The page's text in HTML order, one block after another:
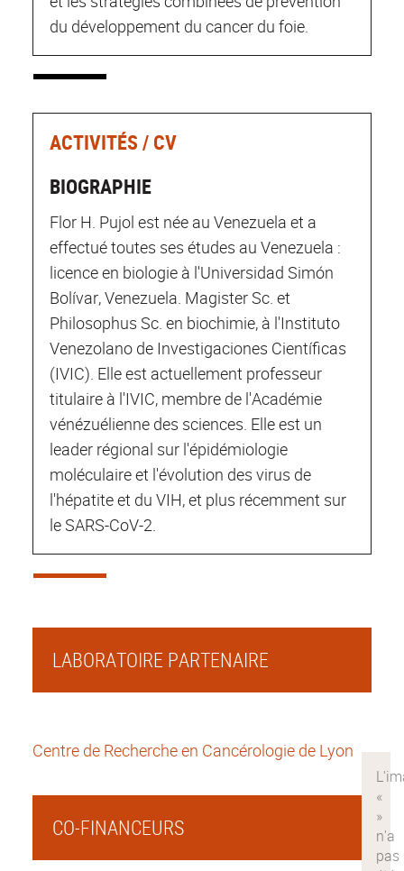
du développement du cancer du foie.
ACTIVITÉS / CV
BIOGRAPHIE
Flor H. Pujol est née au Venezuela et a
effectué toutes ses études au Venezuela :
licence en biologie à l'Universidad Simón
Bolívar, Venezuela. Magister Sc. et
Philosophus Sc. en biochimie, à l'Instituto
Venezolano de Investigaciones Científicas
(IVIC). Elle est actuellement professeur
titulaire à l'IVIC, membre de l'Académie
vénézuélienne des sciences. Elle est un
leader régional sur l'épidémiologie
moléculaire et l'évolution des virus de
l'hépatite et du VIH, et plus récemment sur
le SARS-CoV-2.
LABORATOIRE PARTENAIRE
Centre de Recherche en Cancérologie de Lyon
CO-FINANCEURS